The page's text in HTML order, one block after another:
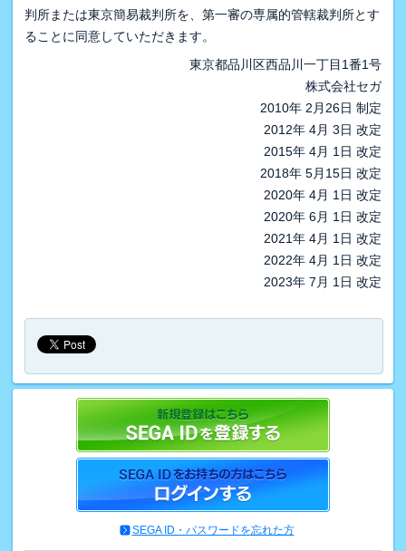
判所または東京簡易裁判所を、第一審の専属的管轄裁判所とす
ることに同意していただきます。
東京都品川区西品川一丁目1番1号
株式会社セガ
2010年 2月26日 制定
2012年 4月 3日 改定
2015年 4月 1日 改定
2018年 5月15日 改定
2020年 4月 1日 改定
2020年 6月 1日 改定
2021年 4月 1日 改定
2022年 4月 1日 改定
2023年 7月 1日 改定
SEGA ID・パスワードを忘れた方